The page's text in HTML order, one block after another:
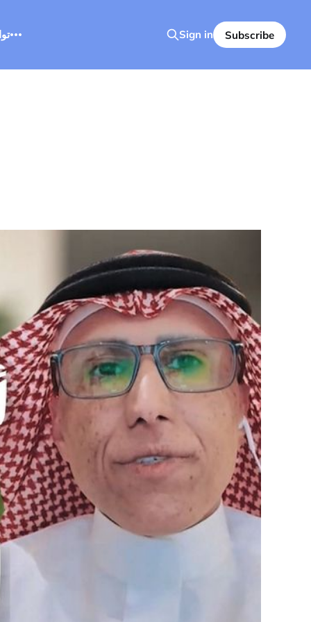
Sign in Subscribe